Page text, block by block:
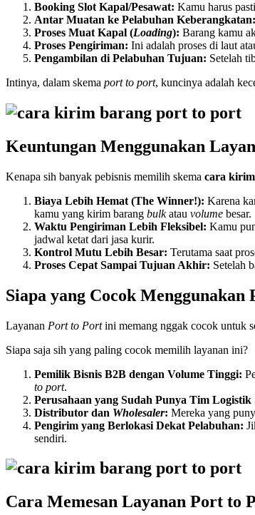
Booking Slot Kapal/Pesawat: Kamu harus
Antar Muatan ke Pelabuhan Keberangkatan:
Proses Muat Kapal (Loading): Barang kamu
Proses Pengiriman: Ini adalah proses di laut
Pengambilan di Pelabuhan Tujuan: Setelah
Intinya, dalam skema port to port, kuncinya adalah
Keuntungan Menggunakan
Kenapa sih banyak pebisnis memilih skema cara
Biaya Lebih Hemat (The Winner!): Karena
kamu yang kirim barang bulkatau volume besar.
Waktu Pengiriman Lebih Fleksibel: Kamu
jadwal ketat dari jasa kurir.
Kontrol Mutu Lebih Besar: Terutama saat
Proses Cepat Sampai Tujuan Akhir: Setelah
Siapa yang Cocok Menggunakan
Layanan Port to Portini memang nggak cocok untuk
Siapa saja sih yang paling cocok memilih layanan ini?
Pemilik Bisnis B2B dengan Volume Tinggi:
to port.
Perusahaan yang Sudah Punya Tim Logistik
Distributor dan Wholesaler: Mereka yang
Pengirim yang Berlokasi Dekat Pelabuhan:
sendiri.
Cara Memesan Layanan Port to